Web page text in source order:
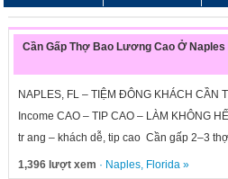
Cần Gấp Thợ Bao Lương Cao Ở Naples
NAPLES, FL – TIỆM ĐÔNG KHÁCH CẦN
Income CAO – TIP CAO – LÀM KHÔNG
tr ang – khách dễ, tip cao Cần gấp 2–3
1,396 lượt xem · Naples, Florida»